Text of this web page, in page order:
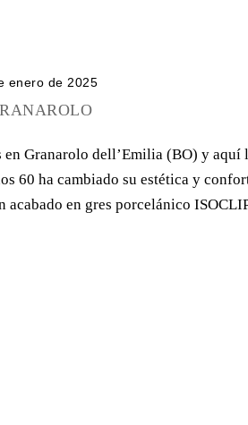
enero de 2025
en Granarolo dell’Emilia (BO) y aquí
60 ha cambiado su estética y
acabado en gres porcelánico